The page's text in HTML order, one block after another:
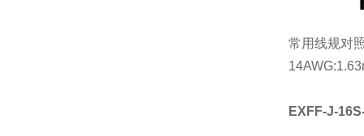
常用线规对
EXFF-J-